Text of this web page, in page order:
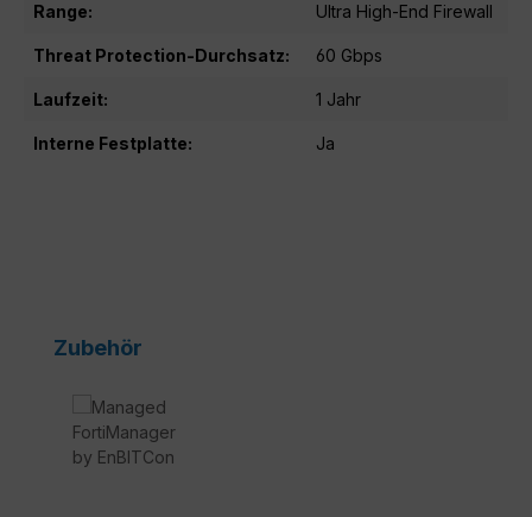
Range: Ultra High-End Firewall
Threat Protection-Durchsatz: 60 Gbps
Laufzeit: 1 Jahr
Interne Festplatte: Ja
Produktgalerie überspringen
Zubehör